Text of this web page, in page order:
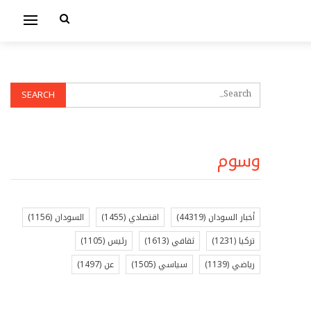
وسوم
أخبار السودان (44319) اقتصادي (1455) السودان (1156)
تركيا (1231) ثقافي (1613) رئيس (1105)
رياضي (1139) سياسي (1505) عن (1497)